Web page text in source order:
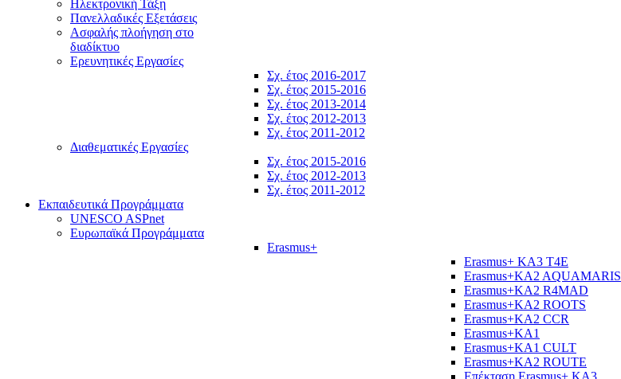
Ηλεκτρονική Τάξη
Πανελλαδικές Εξετάσεις
Ασφαλής πλοήγηση στο
διαδίκτυο
Ερευνητικές Εργασίες
Σχ. έτος 2016-2017
Σχ. έτος 2015-2016
Σχ. έτος 2013-2014
Σχ. έτος 2012-2013
Σχ. έτος 2011-2012
Διαθεματικές Εργασίες
Σχ. έτος 2015-2016
Σχ. έτος 2012-2013
Σχ. έτος 2011-2012
Εκπαιδευτικά Προγράμματα
UNESCO ASPnet
Ευρωπαϊκά Προγράμματα
Erasmus+
Erasmus+ KA3 T4E
Erasmus+KA2 AQUAMARIS
Εrasmus+KA2 R4MAD
Erasmus+KA2 ROOTS
Erasmus+KA2 CCR
Erasmus+KA1
Erasmus+KA1 CULT
Erasmus+KA2 ROUTE
Επέκταση Erasmus+ KA3